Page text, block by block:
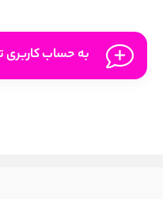
به حساب کاربری